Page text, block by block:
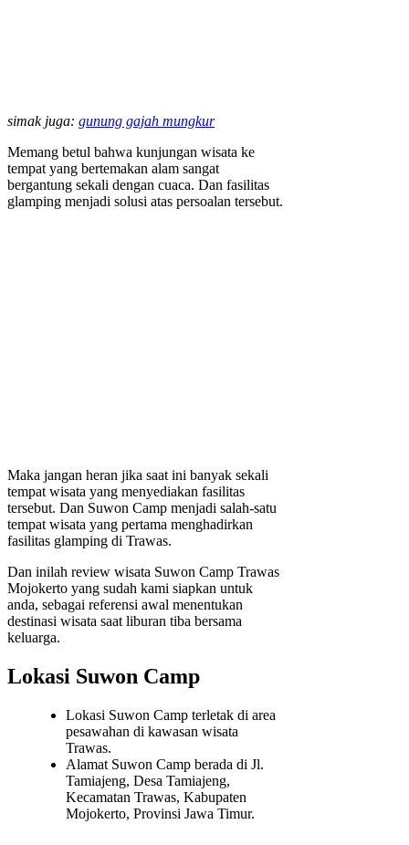
simak juga: gunung gajah mungkur
Memang betul bahwa kunjungan wisata ke
tempat yang bertemakan alam sangat
bergantung sekali dengan cuaca. Dan fasilitas
glamping menjadi solusi atas persoalan tersebut.
Maka jangan heran jika saat ini banyak sekali
tempat wisata yang menyediakan fasilitas
tersebut. Dan Suwon Camp menjadi salah-satu
tempat wisata yang pertama menghadirkan
fasilitas glamping di Trawas.
Dan inilah review wisata Suwon Camp Trawas
Mojokerto yang sudah kami siapkan untuk
anda, sebagai referensi awal menentukan
destinasi wisata saat liburan tiba bersama
keluarga.
Lokasi Suwon Camp
Lokasi Suwon Camp terletak di area
pesawahan di kawasan wisata
Trawas.
Alamat Suwon Camp berada di Jl.
Tamiajeng, Desa Tamiajeng,
Kecamatan Trawas, Kabupaten
Mojokerto, Provinsi Jawa Timur.